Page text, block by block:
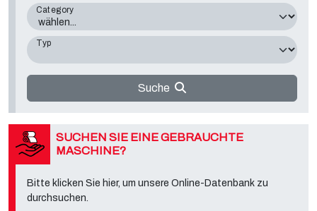
Category
Typ
Suche
SUCHEN SIE EINE GEBRAUCHTE
MASCHINE?
Bitte klicken Sie hier, um unsere Online-Datenbank zu
durchsuchen.